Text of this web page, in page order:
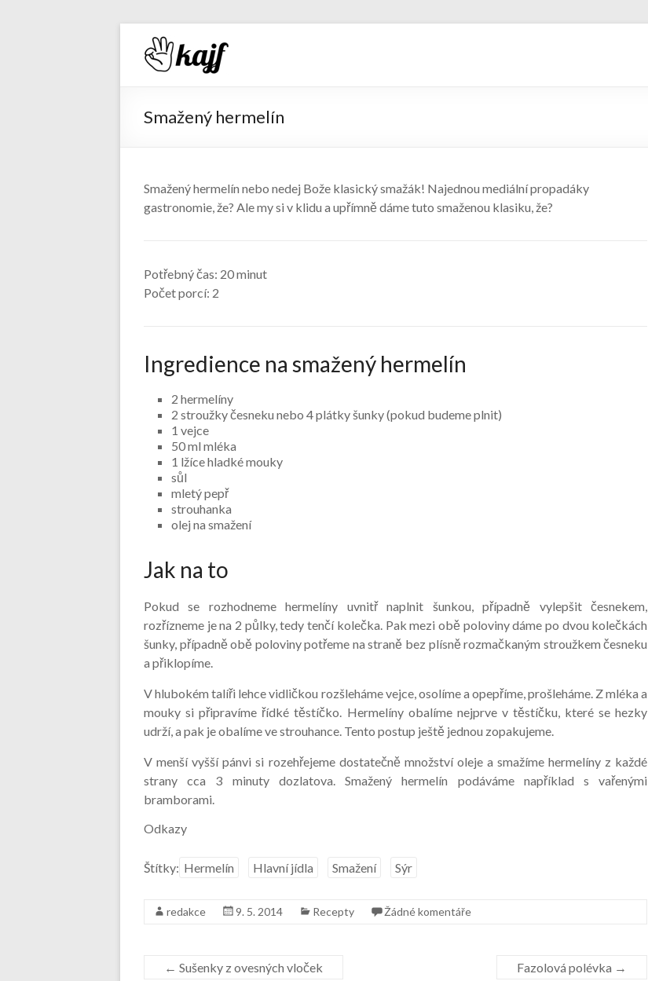
Smažený hermelín
Smažený hermelín nebo nedej Bože klasický smažák! Najednou mediální propadáky
gastronomie, že? Ale my si v klidu a upřímně dáme tuto smaženou klasiku, že?
Potřebný čas: 20 minut
Počet porcí: 2
Ingredience na smažený hermelín
2 hermelíny
2 stroužky česneku nebo 4 plátky šunky (pokud budeme plnit)
1 vejce
50 ml mléka
1 lžíce hladké mouky
sůl
mletý pepř
strouhanka
olej na smažení
Jak na to
Pokud se rozhodneme hermelíny uvnitř naplnit šunkou, případně vylepšit česnekem,
rozřízneme je na 2 půlky, tedy tenčí kolečka. Pak mezi obě poloviny dáme po dvou kolečkách
šunky, případně obě poloviny potřeme na straně bez plísně rozmačkaným stroužkem česneku
a přiklopíme.
V hlubokém talíři lehce vidličkou rozšleháme vejce, osolíme a opepříme, prošleháme. Z mléka a
mouky si připravíme řídké těstíčko. Hermelíny obalíme nejprve v těstíčku, které se hezky
udrží, a pak je obalíme ve strouhance. Tento postup ještě jednou zopakujeme.
V menší vyšší pánvi si rozehřejeme dostatečně množství oleje a smažíme hermelíny z každé
strany cca 3 minuty dozlatova. Smažený hermelín podáváme například s vařenými
bramborami.
Odkazy
Štítky: Hermelín Hlavní jídla Smažení Sýr
redakce 9. 5. 2014 Recepty Žádné komentáře
← Sušenky z ovesných vloček Fazolová polévka →